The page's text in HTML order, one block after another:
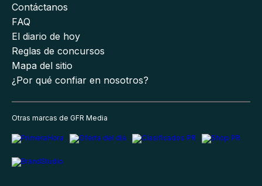
Contáctanos
FAQ
El diario de hoy
Reglas de concursos
Mapa del sitio
¿Por qué confiar en nosotros?
Otras marcas de GFR Media